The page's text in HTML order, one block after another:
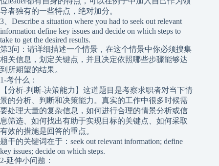
导者独有的一些特点，绝对加分。
3、Describe a situation where you had to seek out relevant
information define key issues and decide on which steps to
take to get the desired results.
第3问：请详细描述一个情景，在这个情景中你必须搜集
相关信息，划定关键点，并且决定依照哪些步骤能够达
到所期望的结果。
1-考什么：
【分析-判断-决策能力】这道题目是考察求职者对当下情
景的分析、判断和决策能力。真实的工作中很多时候需
要处理大量的复杂信息，如何进行合理的情景分析或信
息筛选、如何找出有助于实现目标的关键点、如何采取
有效的措施是回答的重点。
题干的关键词在于：seek out relevant information; define
key issues; decide on which steps.
2-延伸小问题：